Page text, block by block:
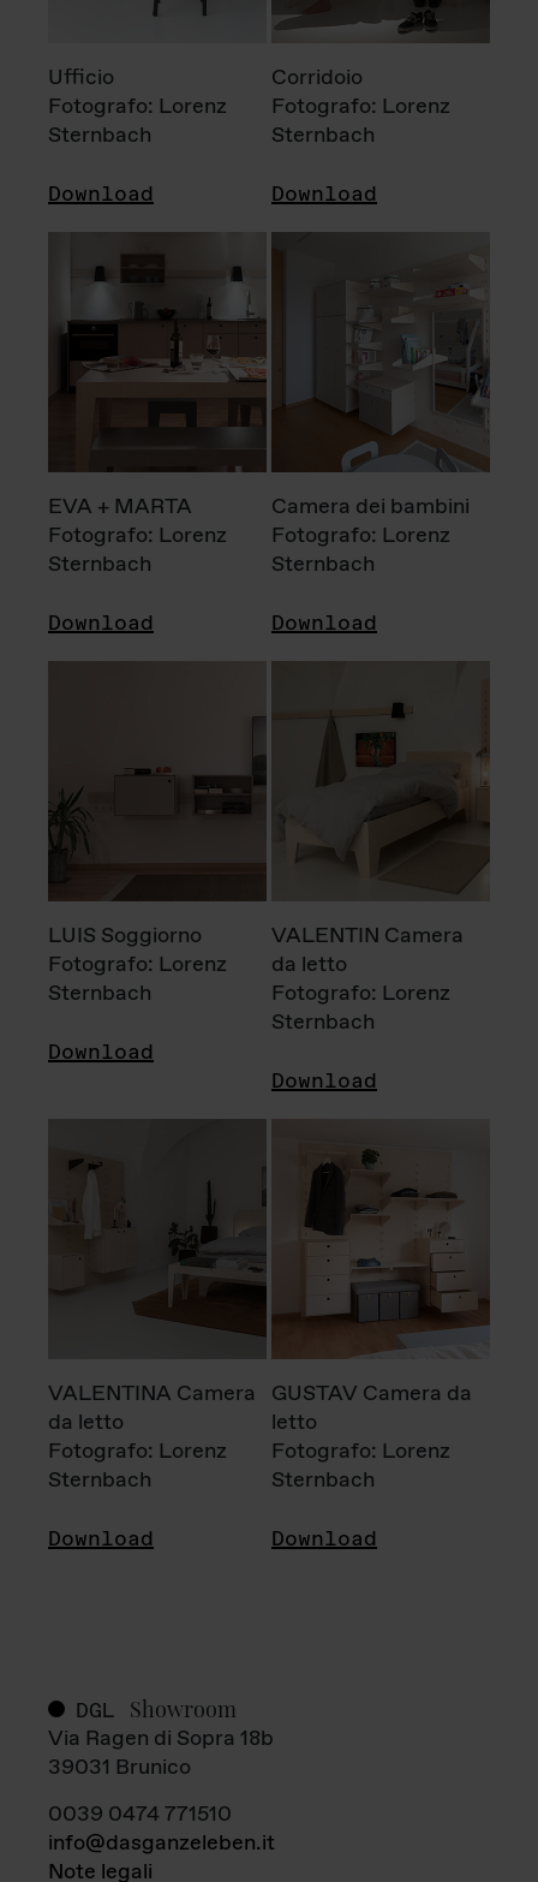
Ufficio
Fotografo: Lorenz
Sternbach
Download
Corridoio
Fotografo: Lorenz
Sternbach
Download
EVA + MARTA
Fotografo: Lorenz
Sternbach
Download
Camera dei bambini
Fotografo: Lorenz
Sternbach
Download
LUIS Soggiorno
Fotografo: Lorenz
Sternbach
Download
VALENTIN Camera
da letto
Fotografo: Lorenz
Sternbach
Download
VALENTINA Camera
da letto
Fotografo: Lorenz
Sternbach
Download
GUSTAV Camera da
letto
Fotografo: Lorenz
Sternbach
Download
DGL Showroom
Via Ragen di Sopra 18b
39031 Brunico
0039 0474 771510
info@dasganzeleben.it
Note legali